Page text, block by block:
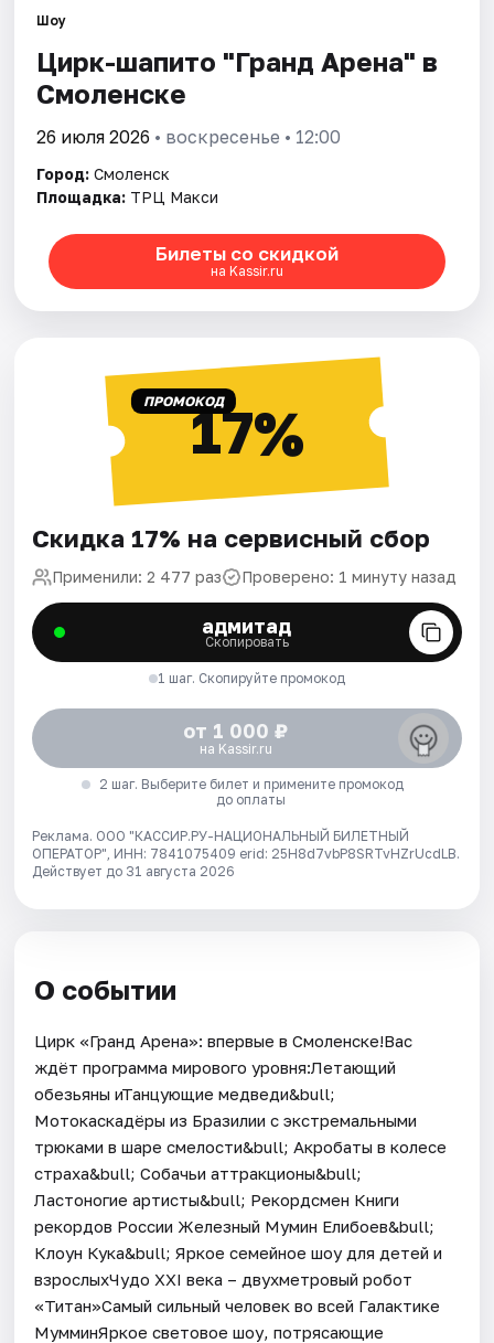
Площадки
Артисты
Шоу
Цирк-шапито "Гранд Арена" в
Смоленске
26 июля 2026 • воскресенье • 12:00
Город: Смоленск
Площадка: ТРЦ Макси
Билеты со скидкой
на Kassir.ru
ПРОМОКОД17%
Скидка 17% на сервисный сбор
Применили: 2 477 раз Проверено: 1 минуту назад
адмитад
Скопировать
1 шаг. Скопируйте промокод
от 1 000 ₽
на Kassir.ru
2 шаг. Выберите билет и примените промокод
до оплаты
Реклама. ООО "КАССИР.РУ-НАЦИОНАЛЬНЫЙ БИЛЕТНЫЙ
ОПЕРАТОР", ИНН: 7841075409 erid: 25H8d7vbP8SRTvHZrUcdLB.
Действует до 31 августа 2026
О событии
Цирк «Гранд Арена»: впервые в Смоленске!Вас
ждёт программа мирового уровня:Летающий
обезьяны иТанцующие медведи&bull;
Мотокаскадёры из Бразилии с экстремальными
трюками в шаре смелости&bull; Акробаты в колесе
страха&bull; Собачьи аттракционы&bull;
Ластоногие артисты&bull; Рекордсмен Книги
рекордов России Железный Мумин Елибоев&bull;
Клоун Кука&bull; Яркое семейное шоу для детей и
взрослыхЧудо XXI века – двухметровый робот
«Титан»Самый сильный человек во всей Галактике
МумминЯркое световое шоу, потрясающие